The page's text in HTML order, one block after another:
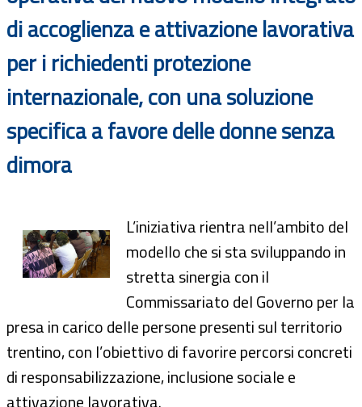
di accoglienza e attivazione lavorativa
per i richiedenti protezione
internazionale, con una soluzione
specifica a favore delle donne senza
dimora
L’iniziativa rientra nell’ambito del
modello che si sta sviluppando in
stretta sinergia con il
Commissariato del Governo per la
presa in carico delle persone presenti sul territorio
trentino, con l’obiettivo di favorire percorsi concreti
di responsabilizzazione, inclusione sociale e
attivazione lavorativa.